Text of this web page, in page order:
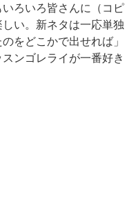
ろいろ皆さんに（コピ
い。新ネタは一応単独
をどこかで出せれば」
ンゴレライが一番好き